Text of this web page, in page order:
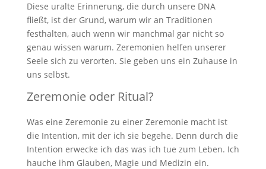
Diese uralte Erinnerung, die durch unsere DNA
fließt, ist der Grund, warum wir an Traditionen
festhalten, auch wenn wir manchmal gar nicht so
genau wissen warum. Zeremonien helfen unserer
Seele sich zu verorten. Sie geben uns ein Zuhause in
uns selbst.
Zeremonie oder Ritual?
Was eine Zeremonie zu einer Zeremonie macht ist
die Intention, mit der ich sie begehe. Denn durch die
Intention erwecke ich das was ich tue zum Leben. Ich
hauche ihm Glauben, Magie und Medizin ein.